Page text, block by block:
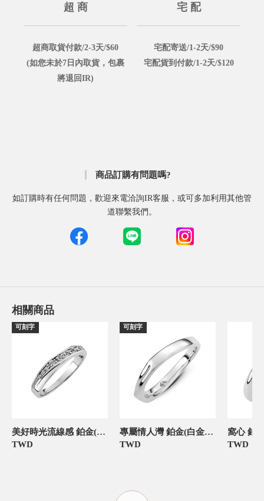
超 商
超商取貨付款/2-3天/$60
(如您未於7日內取貨，包裹
將退回IR)
宅 配
宅配寄送/1-2天/$90
宅配貨到付款/1-2天/$120
商品訂購有問題嗎?
如訂購時有任何問題，歡迎來電洽詢IR客服，或可多加利用其他管
道聯繫我們。
相關商品
可刻字
美好時光流線感 鉑金(白金)女款結婚對戒
TWD
可刻字
專屬情人灣 鉑金(白金)女款結婚對戒
TWD
TWD